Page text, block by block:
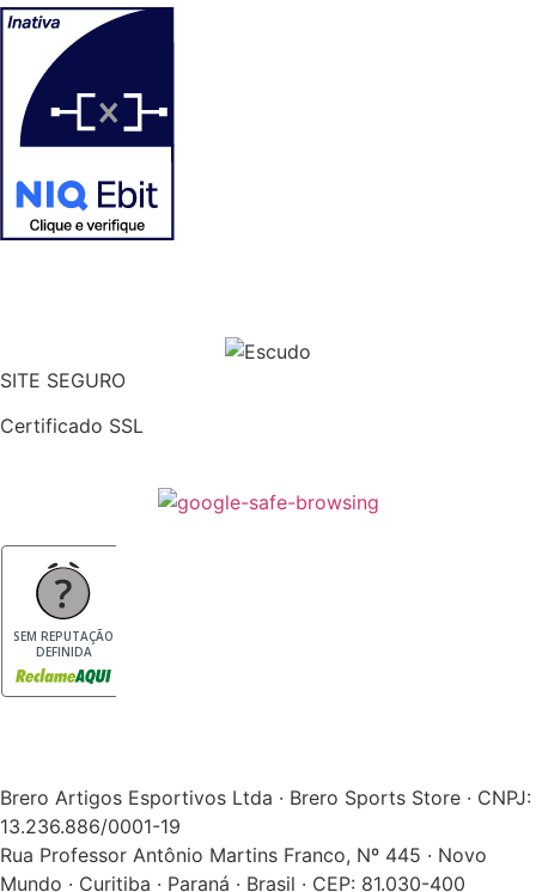
SITE SEGURO
Certificado SSL
SEM REPUTAÇÃO
DEFINIDA
Brero Artigos Esportivos Ltda · Brero Sports Store · CNPJ:
13.236.886/0001-19
Rua Professor Antônio Martins Franco, Nº 445 · Novo
Mundo · Curitiba · Paraná · Brasil · CEP: 81.030-400